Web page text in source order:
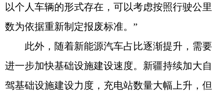
以个人车辆的形式存在，可以考虑按照行驶公里
数为依据重新制定报废标准。”
此外，随着新能源汽车占比逐渐提升，需要
进一步加快基础设施建设速度。新疆持续加大自
驾基础设施建设力度，充电站数量大幅上升，但